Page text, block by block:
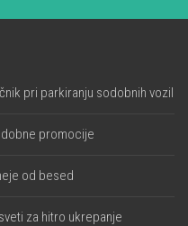
pri parkiranju sodobnih vozil
promocije
od besed
za hitro ukrepanje